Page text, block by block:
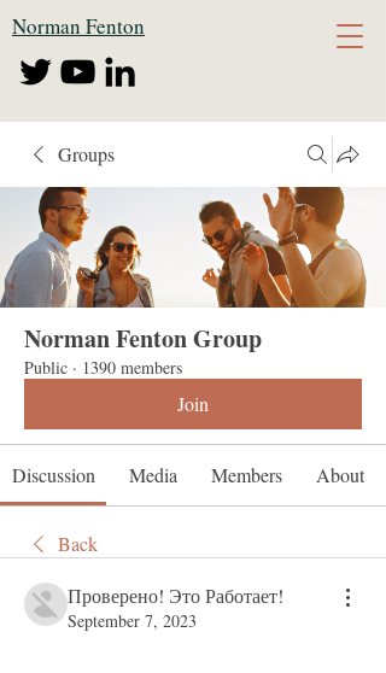
Norman Fenton
Groups
Norman Fenton Group
Public · 1390 members
Join
Discussion Media Members About
Back
Проверено! Это Работает!
September 7, 2023